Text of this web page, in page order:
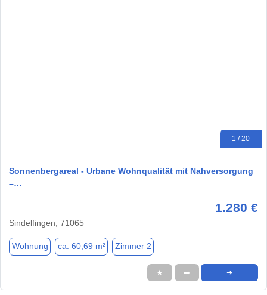
1 / 20
Sonnenbergareal - Urbane Wohnqualität mit Nahversorgung
–…
1.280 €
Sindelfingen, 71065
Wohnung ca. 60,69 m² Zimmer 2
★ ➦ ➜